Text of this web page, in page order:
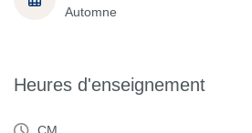
Automne
Heures d'enseignement
CM